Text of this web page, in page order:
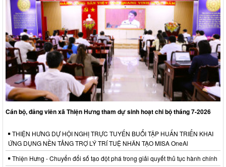
Cán bộ, đảng viên xã Thiện Hưng tham dự sinh hoạt chi bộ tháng 7-2026
THIỆN HƯNG DỰ HỘI NGHỊ TRỰC TUYẾN BUỔI TẬP HUẤN TRIỂN KHAI
ỨNG DỤNG NỀN TẢNG TRỢ LÝ TRÍ TUỆ NHÂN TẠO MISA OneAl
Thiện Hưng - Chuyển đổi số tạo đột phá trong giải quyết thủ tục hành chính